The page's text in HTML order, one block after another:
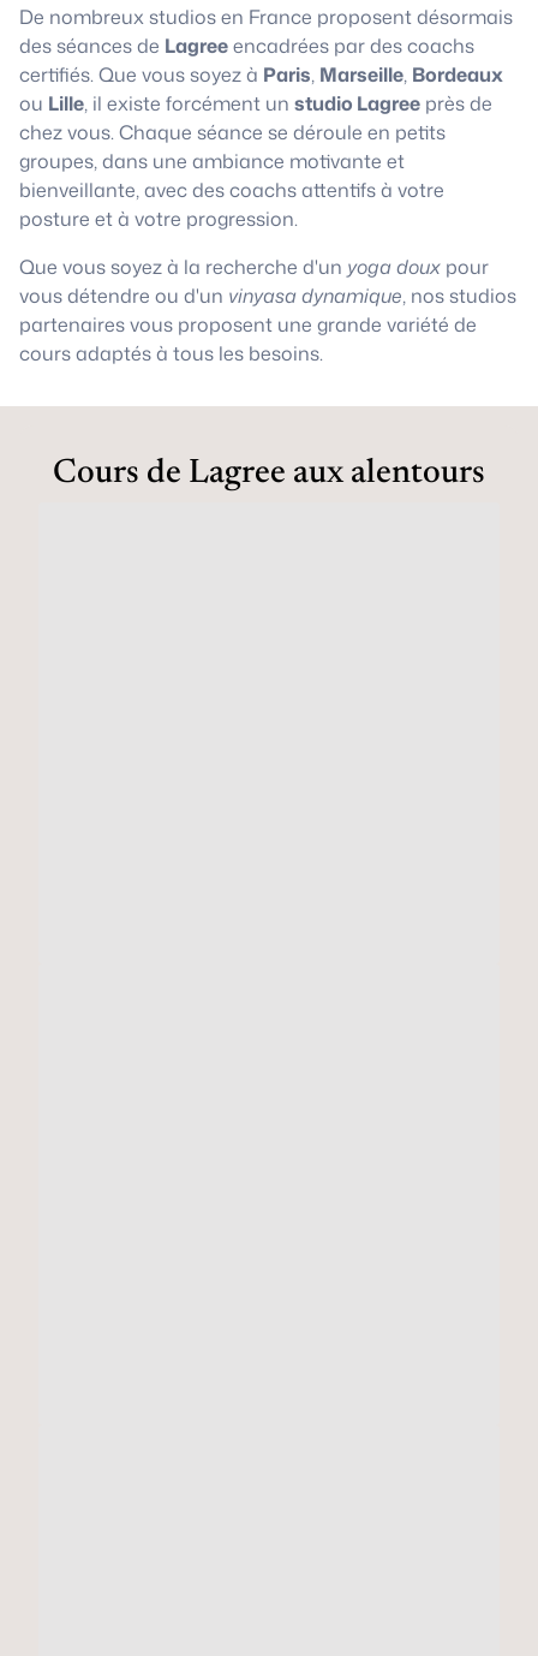
De nombreux studios en France proposent désormais
des séances de Lagreeencadrées par des coachs
certifiés. Que vous soyez à Paris, Marseille, Bordeaux
ou Lille, il existe forcément un studio Lagree près de
chez vous. Chaque séance se déroule en petits
groupes, dans une ambiance motivante et
bienveillante, avec des coachs attentifs à votre
posture et à votre progression.
Que vous soyez à la recherche d'un yoga doux pour
vous détendre ou d'un vinyasa dynamique, nos studios
partenaires vous proposent une grande variété de
cours adaptés à tous les besoins.
Cours de Lagree aux alentours